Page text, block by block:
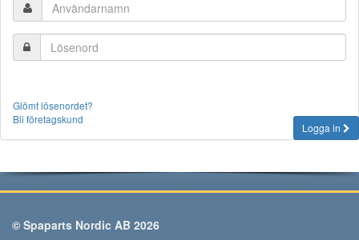
Glömt lösenordet?
Bli företagskund
Logga in
© Spaparts Nordic AB 2026